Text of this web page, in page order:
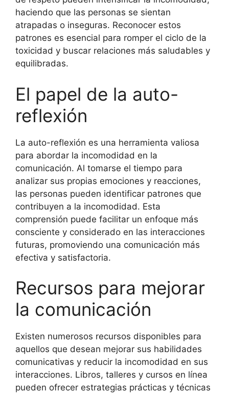
haciendo que las personas se sientan
atrapadas o inseguras. Reconocer estos
patrones es esencial para romper el ciclo de la
toxicidad y buscar relaciones más saludables y
equilibradas.
El papel de la auto-
reflexión
La auto-reflexión es una herramienta valiosa
para abordar la incomodidad en la
comunicación. Al tomarse el tiempo para
analizar sus propias emociones y reacciones,
las personas pueden identificar patrones que
contribuyen a la incomodidad. Esta
comprensión puede facilitar un enfoque más
consciente y considerado en las interacciones
futuras, promoviendo una comunicación más
efectiva y satisfactoria.
Recursos para mejorar
la comunicación
Existen numerosos recursos disponibles para
aquellos que desean mejorar sus habilidades
comunicativas y reducir la incomodidad en sus
interacciones. Libros, talleres y cursos en línea
pueden ofrecer estrategias prácticas y técnicas